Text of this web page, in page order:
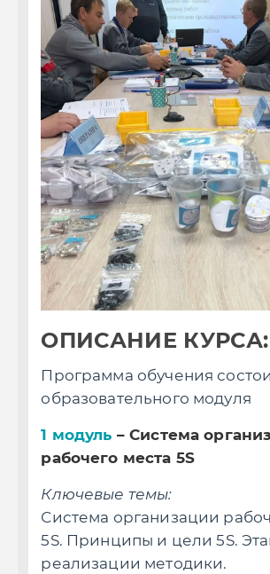
ОПИСАНИЕ КУРСА:
Программа обучения
образовательного модуля
1 модуль – Система
рабочего места 5S
Ключевые темы:
Система организации
5S. Принципы и цели 5S.
реализации методики.